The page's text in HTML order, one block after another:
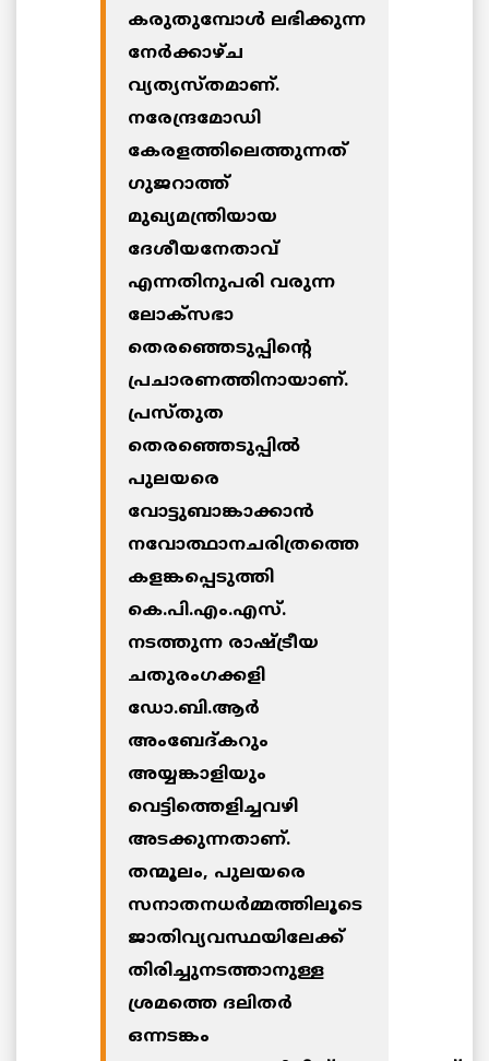
കരുതുമ്പോള്‍ ലഭിക്കുന്ന
നേര്‍ക്കാഴ്ച
വ്യത്യസ്തമാണ്.
നരേന്ദ്രമോഡി
കേരളത്തിലെത്തുന്നത്
ഗുജറാത്ത്
മുഖ്യമന്ത്രിയായ
ദേശീയനേതാവ്
എന്നതിനുപരി വരുന്ന
ലോക്‌സഭാ
തെരഞ്ഞെടുപ്പിന്റെ
പ്രചാരണത്തിനായാണ്.
പ്രസ്തുത
തെരഞ്ഞെടുപ്പില്‍
പുലയരെ
വോട്ടുബാങ്കാക്കാന്‍
നവോത്ഥാനചരിത്രത്തെ
കളങ്കപ്പെടുത്തി
കെ.പി.എം.എസ്.
നടത്തുന്ന രാഷ്ട്രീയ
ചതുരംഗക്കളി
ഡോ.ബി.ആര്‍
അംബേദ്കറും
അയ്യങ്കാളിയും
വെട്ടിത്തെളിച്ചവഴി
അടക്കുന്നതാണ്.
തന്മൂലം, പുലയരെ
സനാതനധര്‍മ്മത്തിലൂടെ
ജാതിവ്യവസ്ഥയിലേക്ക്
തിരിച്ചുനടത്താനുള്ള
ശ്രമത്തെ ദലിതര്‍
ഒന്നടങ്കം